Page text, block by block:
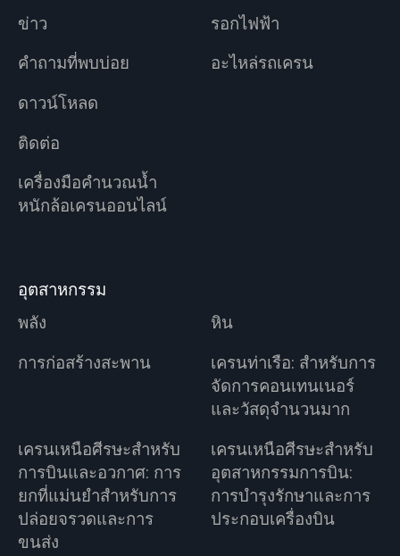
ข่าว
คำถามที่พบบ่อย
ดาวน์โหลด
ติดต่อ
เครื่องมือคำนวณน้ำ
หนักล้อเครนออนไลน์
รอกไฟฟ้า
อะไหล่รถเครน
อุตสาหกรรม
พลัง
หิน
การก่อสร้างสะพาน
เครนท่าเรือ: สำหรับการ
จัดการคอนเทนเนอร์
และวัสดุจำนวนมาก
เครนเหนือศีรษะสำหรับ
การบินและอวกาศ: การ
ยกที่แม่นยำสำหรับการ
ปล่อยจรวดและการ
ขนส่ง
เครนเหนือศีรษะสำหรับ
อุตสาหกรรมการบิน:
การบำรุงรักษาและการ
ประกอบเครื่องบิน